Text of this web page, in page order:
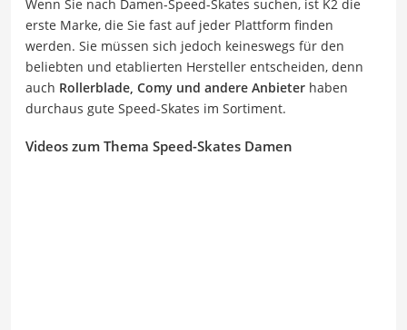
Wenn Sie nach Damen-Speed-Skates suchen, ist K2 die
erste Marke, die Sie fast auf jeder Plattform finden
werden. Sie müssen sich jedoch keineswegs für den
beliebten und etablierten Hersteller entscheiden, denn
auch Rollerblade, Comy und andere Anbieter haben
durchaus gute Speed-Skates im Sortiment.
Videos zum Thema Speed-Skates Damen